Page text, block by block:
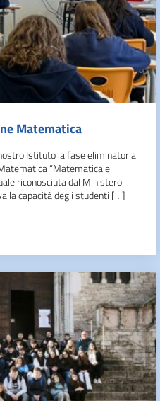
Matematica
Istituto la fase eliminatoria
“Matematica e
riconosciuta dal Ministero
la capacità degli studenti […]